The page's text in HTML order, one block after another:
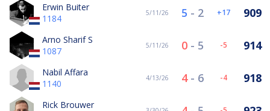
Erwin Buiter
1184
5/11/26 5 - 2 17 909
Arno Sharif S
1087
5/11/26 0 - 5 -5 914
Nabil Affara
1140
4/13/26 4- 6 -4 918
Rick Brouwer